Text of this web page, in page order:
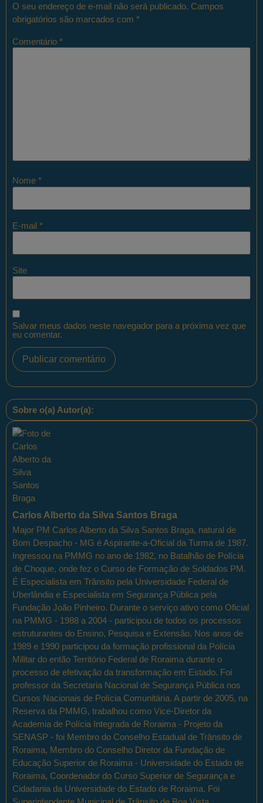
O seu endereço de e-mail não será publicado. Campos
obrigatórios são marcados com *
Comentário *
Nome *
E-mail *
Site
Salvar meus dados neste navegador para a próxima vez que
eu comentar.
Sobre o(a) Autor(a):
Carlos Alberto da Silva Santos Braga
Major PM Carlos Alberto da Silva Santos Braga, natural de
Bom Despacho - MG é Aspirante-a-Oficial da Turma de 1987.
Ingressou na PMMG no ano de 1982, no Batalhão de Polícia
de Choque, onde fez o Curso de Formação de Soldados PM.
É Especialista em Trânsito pela Universidade Federal de
Uberlândia e Especialista em Segurança Pública pela
Fundação João Pinheiro. Durante o serviço ativo como Oficial
na PMMG - 1988 a 2004 - participou de todos os processos
estruturantes do Ensino, Pesquisa e Extensão. Nos anos de
1989 e 1990 participou da formação profissional da Polícia
Militar do então Território Federal de Roraima durante o
processo de efetivação da transformação em Estado. Foi
professor da Secretaria Nacional de Segurança Pública nos
Cursos Nacionais de Polícia Comunitária. A partir de 2005, na
Reserva da PMMG, trabalhou como Vice-Diretor da
Academia de Polícia Integrada de Roraima - Projeto da
SENASP - foi Membro do Conselho Estadual de Trânsito de
Roraima, Membro do Conselho Diretor da Fundação de
Educação Superior de Roraima - Universidade do Estado de
Roraima, Coordenador do Curso Superior de Segurança e
Cidadania da Universidade do Estado de Roraima. Foi